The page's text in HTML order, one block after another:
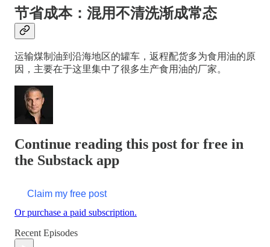
节省成本：混用不清洗渐成常态
运输煤制油到沿海地区的罐车，返程配货多为食用油的原
因，主要在于这里集中了很多生产食用油的厂家。
Continue reading this post for free in
the Substack app
Claim my free post
Or purchase a paid subscription.
Recent Episodes